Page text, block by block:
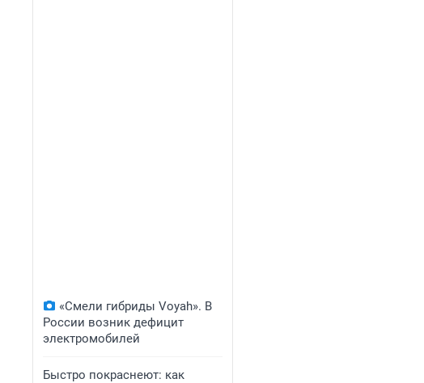
«Смели гибриды Voyah». В
России возник дефицит
электромобилей
Быстро покраснеют: как